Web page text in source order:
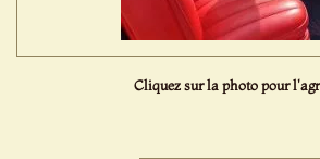
Cliquez sur la photo pour